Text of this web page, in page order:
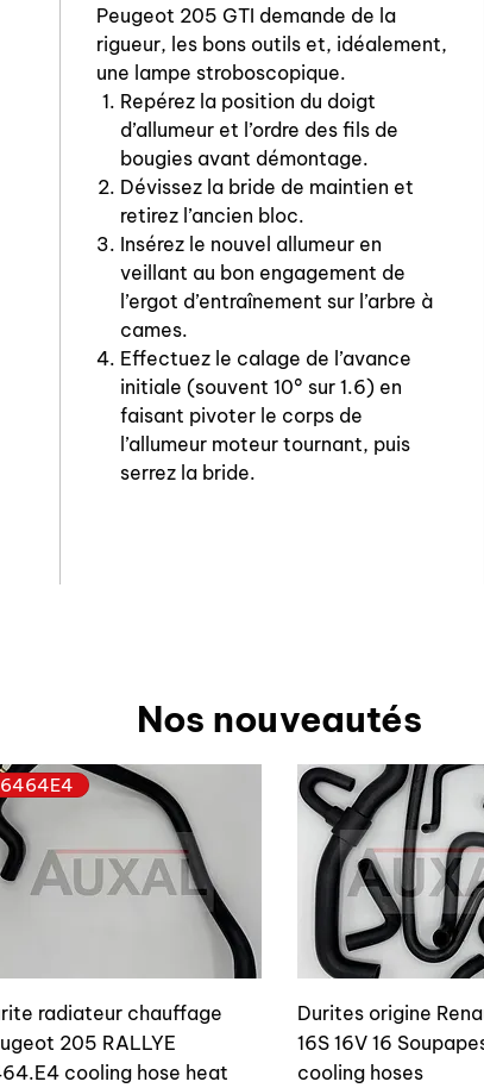
Peugeot 205 GTI demande de la
rigueur, les bons outils et, idéalement,
une lampe stroboscopique.
Repérez la position du doigt
d’allumeur et l’ordre des fils de
bougies avant démontage.
Dévissez la bride de maintien et
retirez l’ancien bloc.
Insérez le nouvel allumeur en
veillant au bon engagement de
l’ergot d’entraînement sur l’arbre à
cames.
Effectuez le calage de l’avance
initiale (souvent 10° sur 1.6) en
faisant pivoter le corps de
l’allumeur moteur tournant, puis
serrez la bride.
Nos nouveautés
6464E4
radiateur chauffage
205 RALLYE
cooling hose heat
Durites origine
16S 16V 16
cooling hoses